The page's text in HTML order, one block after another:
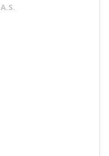
A.S.